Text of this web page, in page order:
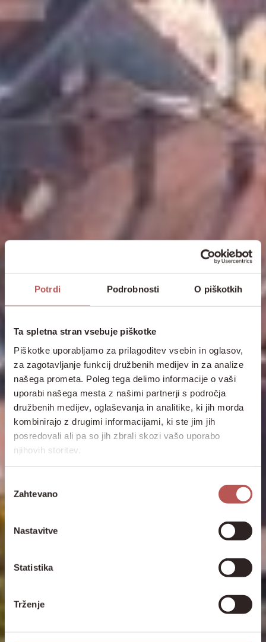
Potrdi Podrobnosti O piškotkih
Ta spletna stran vsebuje piškotke
Piškotke uporabljamo za prilagoditev vsebin in oglasov,
za zagotavljanje funkcij družbenih medijev in za analize
našega prometa. Poleg tega delimo informacije o vaši
uporabi našega mesta z našimi partnerji s področja
družbenih medijev, oglaševanja in analitike, ki jih morda
kombinirajo z drugimi informacijami, ki ste jim jih
posredovali ali pa so jih zbrali skozi vašo uporabo
njihovih storitev.
soglasja
Zahtevano
Nastavitve
Statistika
Trženje